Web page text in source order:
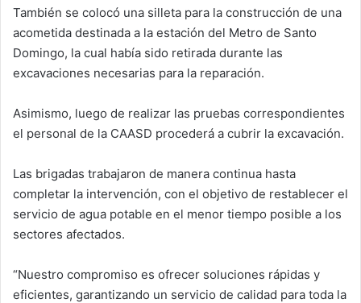
También se colocó una silleta para la construcción de una
acometida destinada a la estación del Metro de Santo
Domingo, la cual había sido retirada durante las
excavaciones necesarias para la reparación.
Asimismo, luego de realizar las pruebas correspondientes
el personal de la CAASD procederá a cubrir la excavación.
Las brigadas trabajaron de manera continua hasta
completar la intervención, con el objetivo de restablecer el
servicio de agua potable en el menor tiempo posible a los
sectores afectados.
“Nuestro compromiso es ofrecer soluciones rápidas y
eficientes, garantizando un servicio de calidad para toda la